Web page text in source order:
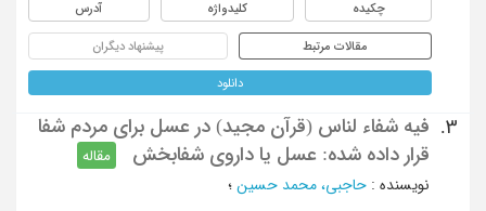
چکیده کلیدواژه آدرس
مقالات مرتبط پیشنهاد دیگران
دانلود
3.
فیه شفاء لناس (قرآن مجید) در عسل برای مردم شفا
قرار داده شده: عسل یا داروی شفابخش
مقاله
نویسنده : حاجبی، محمد حسین ؛